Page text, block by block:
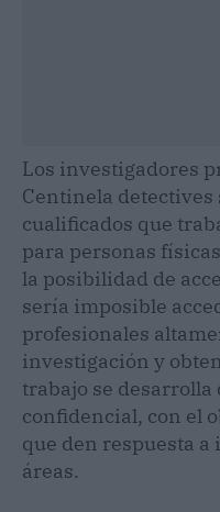
Los investigadores
Centinela
cualificados que
para personas
la posibilidad de
sería imposible
profesionales
investigación y
trabajo se
confidencial, con el
que den respuesta
áreas.